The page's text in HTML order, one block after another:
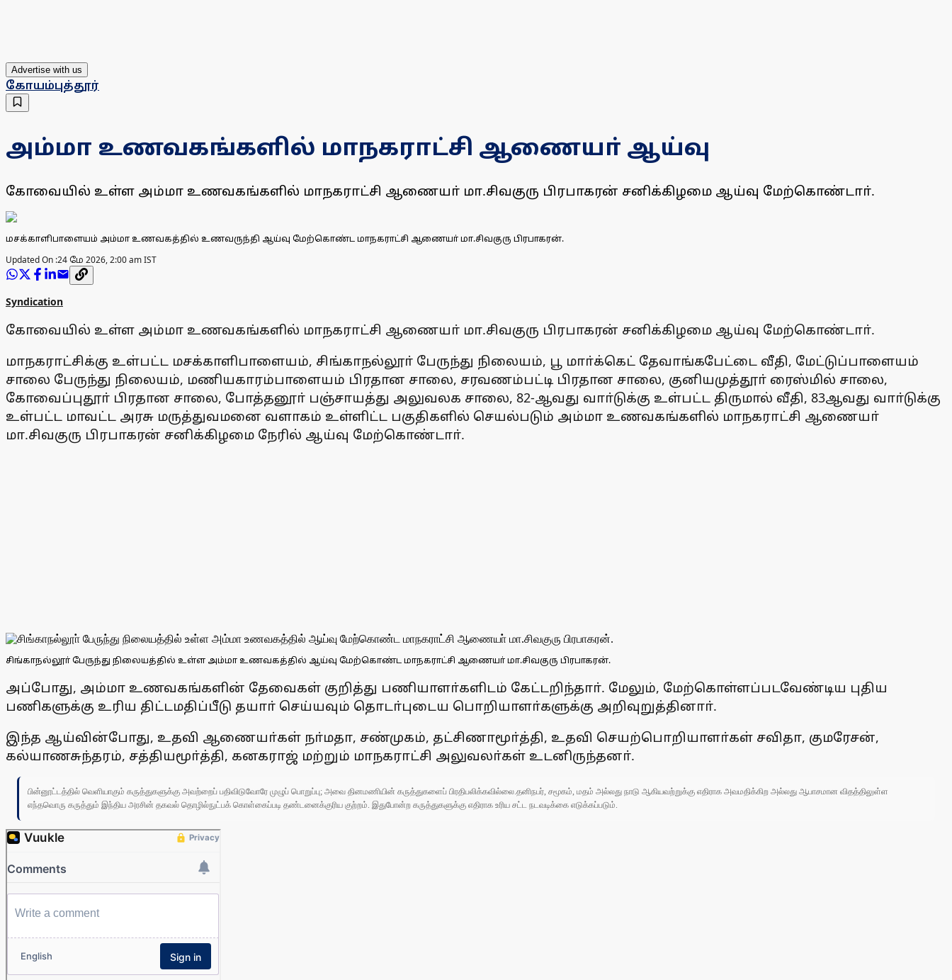
Advertise with us
கோயம்புத்தூர்
அம்மா உணவகங்களில் மாநகராட்சி ஆணையா் ஆய்வு
கோவையில் உள்ள அம்மா உணவகங்களில் மாநகராட்சி ஆணையா் மா.சிவகுரு பிரபாகரன் சனிக்கிழமை ஆய்வு மேற்கொண்டாா்.
மசக்காளிபாளையம் அம்மா உணவகத்தில் உணவருந்தி ஆய்வு மேற்கொண்ட மாநகராட்சி ஆணையா் மா.சிவகுரு பிரபாகரன்.
Updated On :24 மே 2026, 2:00 am IST
Syndication
கோவையில் உள்ள அம்மா உணவகங்களில் மாநகராட்சி ஆணையா் மா.சிவகுரு பிரபாகரன் சனிக்கிழமை ஆய்வு மேற்கொண்டாா்.
மாநகராட்சிக்கு உள்பட்ட மசக்காளிபாளையம், சிங்காநல்லூா் பேருந்து நிலையம், பூ மாா்க்கெட் தேவாங்கபேட்டை வீதி, மேட்டுப்பாளையம்
சாலை பேருந்து நிலையம், மணியகாரம்பாளையம் பிரதான சாலை, சரவணம்பட்டி பிரதான சாலை, குனியமுத்தூா் ரைஸ்மில் சாலை,
கோவைப்புதூா் பிரதான சாலை, போத்தனூா் பஞ்சாயத்து அலுவலக சாலை, 82-ஆவது வாா்டுக்கு உள்பட்ட திருமால் வீதி, 83ஆவது வாா்டுக்கு
உள்பட்ட மாவட்ட அரசு மருத்துவமனை வளாகம் உள்ளிட்ட பகுதிகளில் செயல்படும் அம்மா உணவகங்களில் மாநகராட்சி ஆணையா்
மா.சிவகுரு பிரபாகரன் சனிக்கிழமை நேரில் ஆய்வு மேற்கொண்டாா்.
சிங்காநல்லூா் பேருந்து நிலையத்தில் உள்ள அம்மா உணவகத்தில் ஆய்வு மேற்கொண்ட மாநகராட்சி ஆணையா் மா.சிவகுரு பிரபாகரன்.
அப்போது, அம்மா உணவகங்களின் தேவைகள் குறித்து பணியாளா்களிடம் கேட்டறிந்தாா். மேலும், மேற்கொள்ளப்படவேண்டிய புதிய
பணிகளுக்கு உரிய திட்டமதிப்பீடு தயாா் செய்யவும் தொடா்புடைய பொறியாளா்களுக்கு அறிவுறுத்தினாா்.
இந்த ஆய்வின்போது, உதவி ஆணையா்கள் நா்மதா, சண்முகம், தட்சிணாமூா்த்தி, உதவி செயற்பொறியாளா்கள் சவிதா, குமரேசன்,
கல்யாணசுந்தரம், சத்தியமூா்த்தி, கனகராஜ் மற்றும் மாநகராட்சி அலுவலா்கள் உடனிருந்தனா்.
பின்னூட்டத்தில் வெளியாகும் கருத்துகளுக்கு அவற்றைப் பதிவிடுவோரே முழுப் பொறுப்பு; அவை தினமணியின் கருத்துகளைப் பிரதிபலிக்கவில்லை.தனிநபர், சமூகம், மதம் அல்லது நாடு ஆகியவற்றுக்கு எதிராக அவமதிக்கிற அல்லது ஆபாசமான விதத்திலுள்ள
எந்தவொரு கருத்தும் இந்திய அரசின் தகவல் தொழில்நுட்பக் கொள்கைப்படி தண்டனைக்குரிய குற்றம். இதுபோன்ற கருத்துகளுக்கு எதிராக உரிய சட்ட நடவடிக்கை எடுக்கப்படும்.